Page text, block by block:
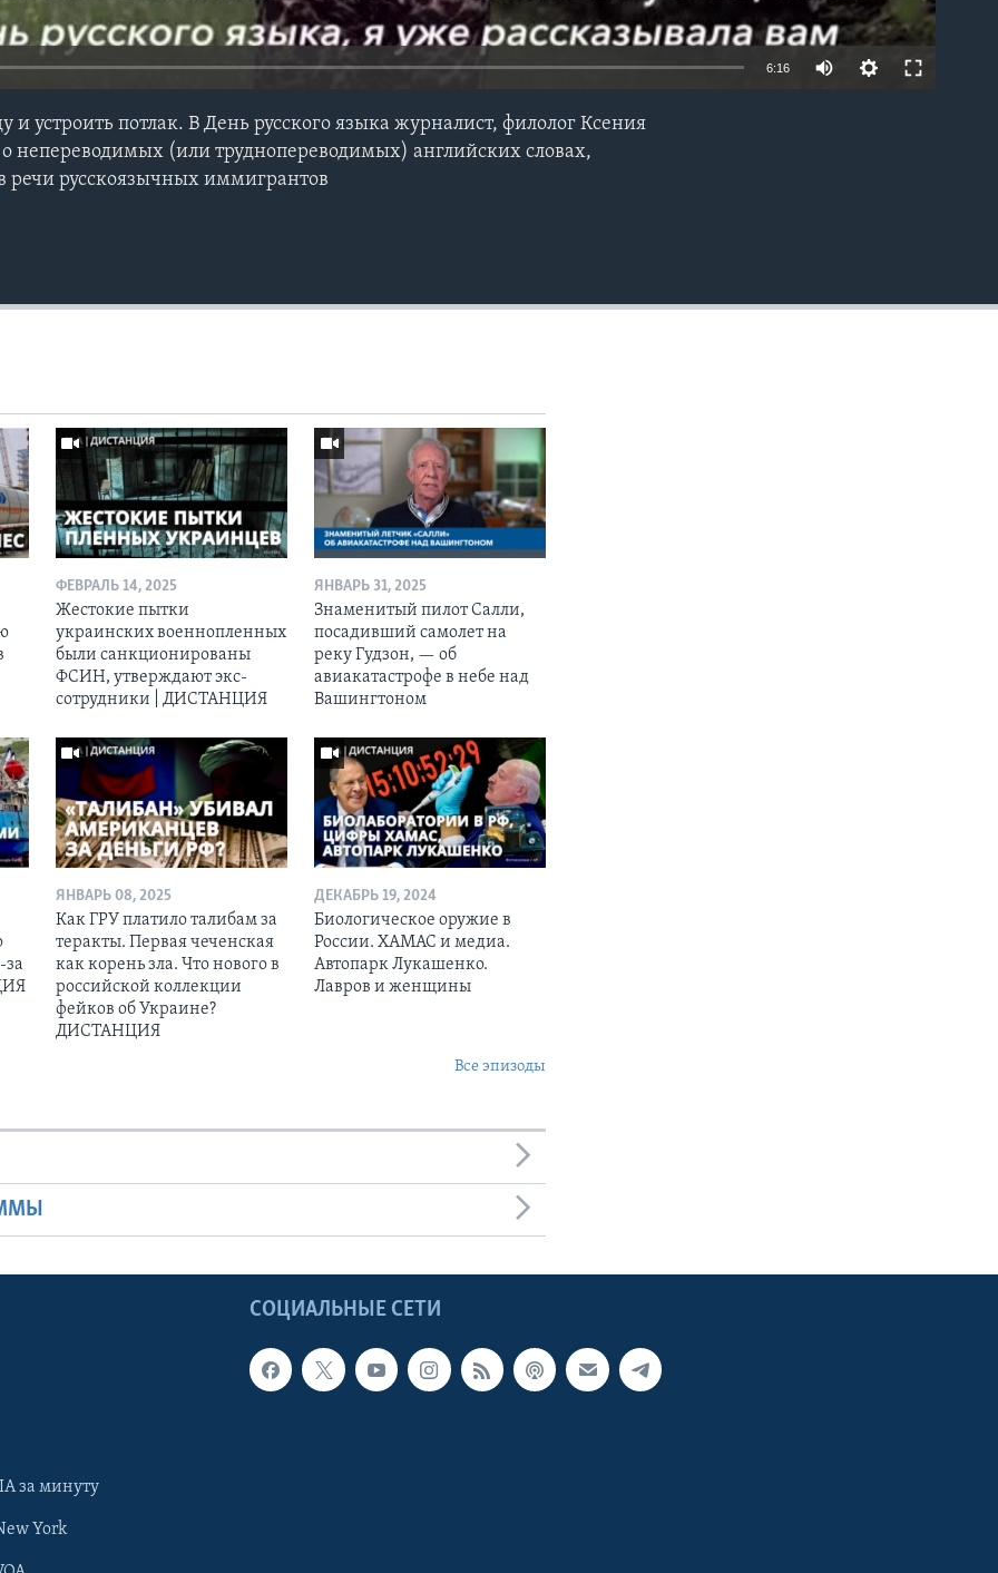
6:16
и устроить потлак. В День русского языка журналист, филолог Ксения
о непереводимых (или труднопереводимых) английских словах,
речи русскоязычных иммигрантов
ФЕВРАЛЬ 14, 2025
Жестокие пытки
украинских военнопленных
были санкционированы
ФСИН, утверждают экс-
сотрудники | ДИСТАНЦИЯ
ЯНВАРЬ 31, 2025
Знаменитый пилот Салли,
посадивший самолет на
реку Гудзон, — об
авиакатастрофе в небе над
Вашингтоном
за
ЯНВАРЬ 08, 2025
Как ГРУ платило талибам за
теракты. Первая чеченская
как корень зла. Что нового в
российской коллекции
фейков об Украине?
ДИСТАНЦИЯ
ДЕКАБРЬ 19, 2024
Биологическое оружие в
России. ХАМАС и медиа.
Автопарк Лукашенко.
Лавров и женщины
Все эпизоды
СОЦИАЛЬНЫЕ СЕТИ
за минуту
York